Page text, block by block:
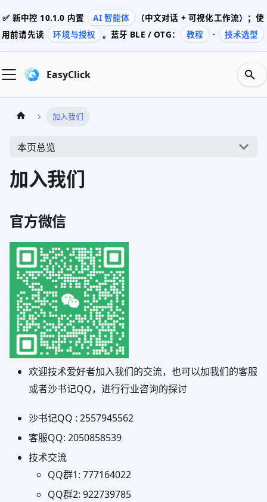
✅ 新中控 10.1.0 内置 AI 智能体
（中文对话 + 可视化工作流）；使
用前请先读
环境与授权 。蓝牙 BLE / OTG： 教程 · 技术选型
EasyClick
加入我们
本页总览
加入我们
官方微信
欢迎技术爱好者加入我们的交流，也可以加我们的客服
或者沙书记QQ，进行行业咨询的探讨
沙书记QQ : 2557945562
客服QQ: 2050858539
技术交流
QQ群1: 777164022
QQ群2: 922739785